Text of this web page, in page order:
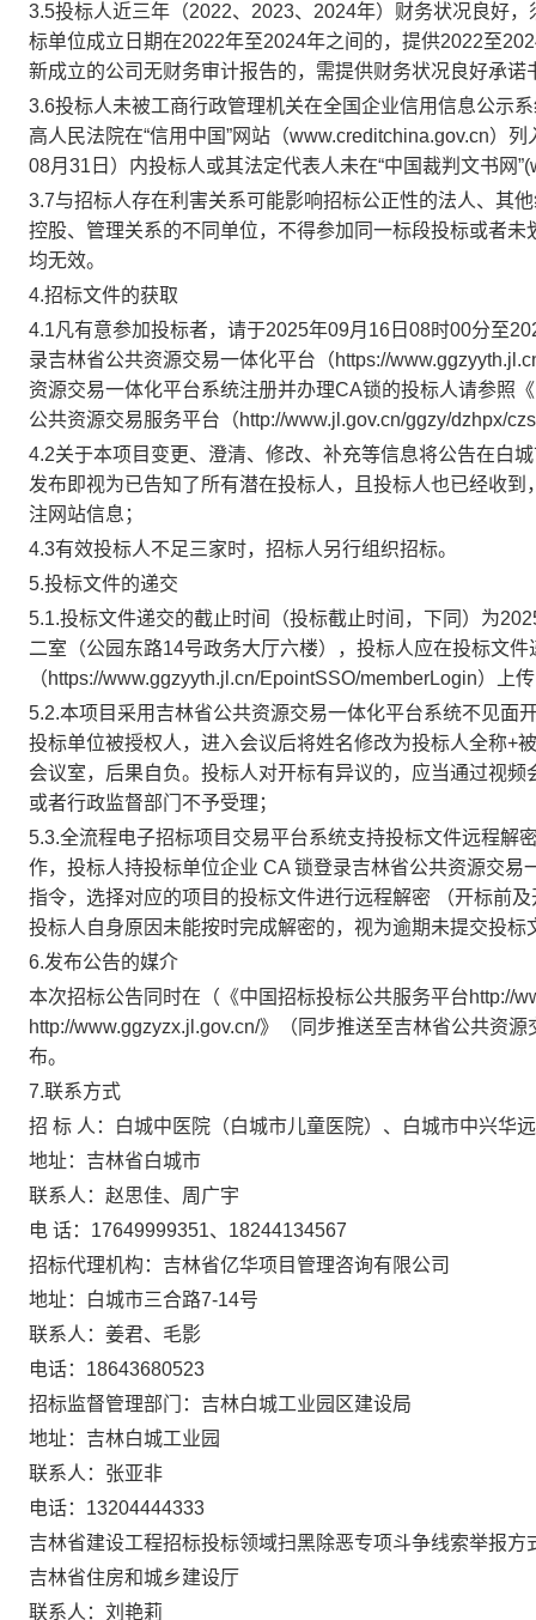
3.5投标人近三年（2022、2023、2024年）财务状况良好
标单位成立日期在2022年至2024年之间的，提供2022至
新成立的公司无财务审计报告的，需提供财务状况良好承诺
3.6投标人未被工商行政管理机关在全国企业信用信息公示
高人民法院在“信用中国”网站（www.creditchina.gov.cn）
08月 31日）内投标人或其法定代表人未在“中国裁判文书网
3.7与招标人存在利害关系可能影响招标公正性的法人、其
控股、管理关系的不同单位，不得参加同一标段投标或者
均无效。
4.招标文件的获取
4.1凡有意参加投标者，请于2025年09月 16 日 08时00分至
录吉林省公共资源交易一体化平台（https://
资源交易一体化平台系统注册并办理CA锁的投标人请参照
公共资源交易服务平台（http://www.jl.gov.cn/ggzy/dzhpx/
4.2关于本项目变更、澄清、修改、补充等信息将公告在白
发布即视为已告知了所有潜在投标人，且投标人也已经收
注网站信息；
4.3有效投标人不足三家时，招标人另行组织招标。
5.投标文件的递交
5.1.投标文件递交的截止时间（投标截止时间，下同）为202
二室 （公园东路14号政务大厅六楼），投标人应在投标文
（https://www.ggzyyth.jl.cn/EpointSSO/memberLogin）上
5.2.本项目采用吉林省公共资源交易一体化平台系统不见面
投标单位被授权人，进入会议后将姓名修改为投标人全称+
会议室，后果自负。投标人对开标有异议的，应当通过视
或者行政监督部门不予受理；
5.3.全流程电子招标项目交易平台系统支持投标文件远程解
作，投标人持投标单位企业 CA 锁登录吉林省公共资源交易
指令，选择对应的项目的投标文件进行远程解密 （开标前
投标人自身原因未能按时完成解密的，视为逾期未提交投标
6.发布公告的媒介
本次招标公告同时在（《中国招标投标公共服务平台http://
http://www.ggzyzx.jl.gov.cn/》（同步推送至吉林省公共资
布。
7.联系方式
招 标 人：白城中医院（白城市儿童医院）、白城市中兴华
地址：吉林省白城市
联系人： 赵思佳、周广宇
电 话： 17649999351、18244134567
招标代理机构：吉林省亿华项目管理咨询有限公司
地址：白城市三合路7-14号
联系人： 姜君、 毛影
电话： 18643680523
招标监督管理部门：吉林白城工业园区建设局
地址：吉林白城工业园
联系人： 张亚非
电话： 13204444333
吉林省建设工程招标投标领域扫黑除恶专项斗争线索举报方
吉林省住房和城乡建设厅
联系人：刘艳莉